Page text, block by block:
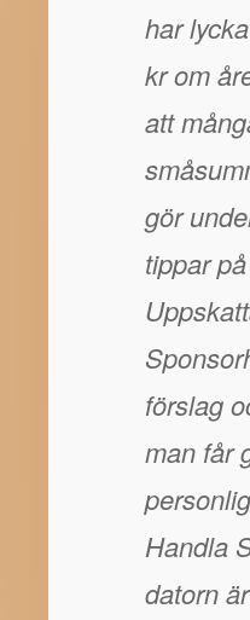
har
kr om
att
gör
tippar
förslag
man får
Handla
datorn